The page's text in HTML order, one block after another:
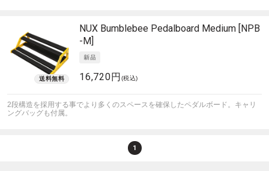
NUX Bumblebee Pedalboard Medium [NPB
-M]
16,720円 (税込)
2段構造を採用する事でより多くのスペースを確保したペダルボード。キャリ
ングバッグも付属。
1